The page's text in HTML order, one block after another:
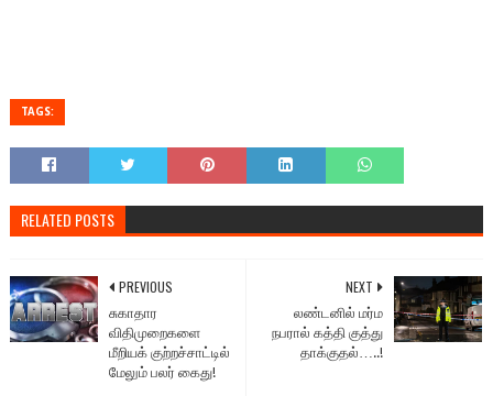
TAGS:
RELATED POSTS
NEXT
லண்டனில் மர்ம
நபரால் கத்தி குத்து
தாக்குதல்…..!
PREVIOUS
சுகாதார
விதிமுறைகளை
மீறியக் குற்றச்சாட்டில்
மேலும் பலர் கைது!